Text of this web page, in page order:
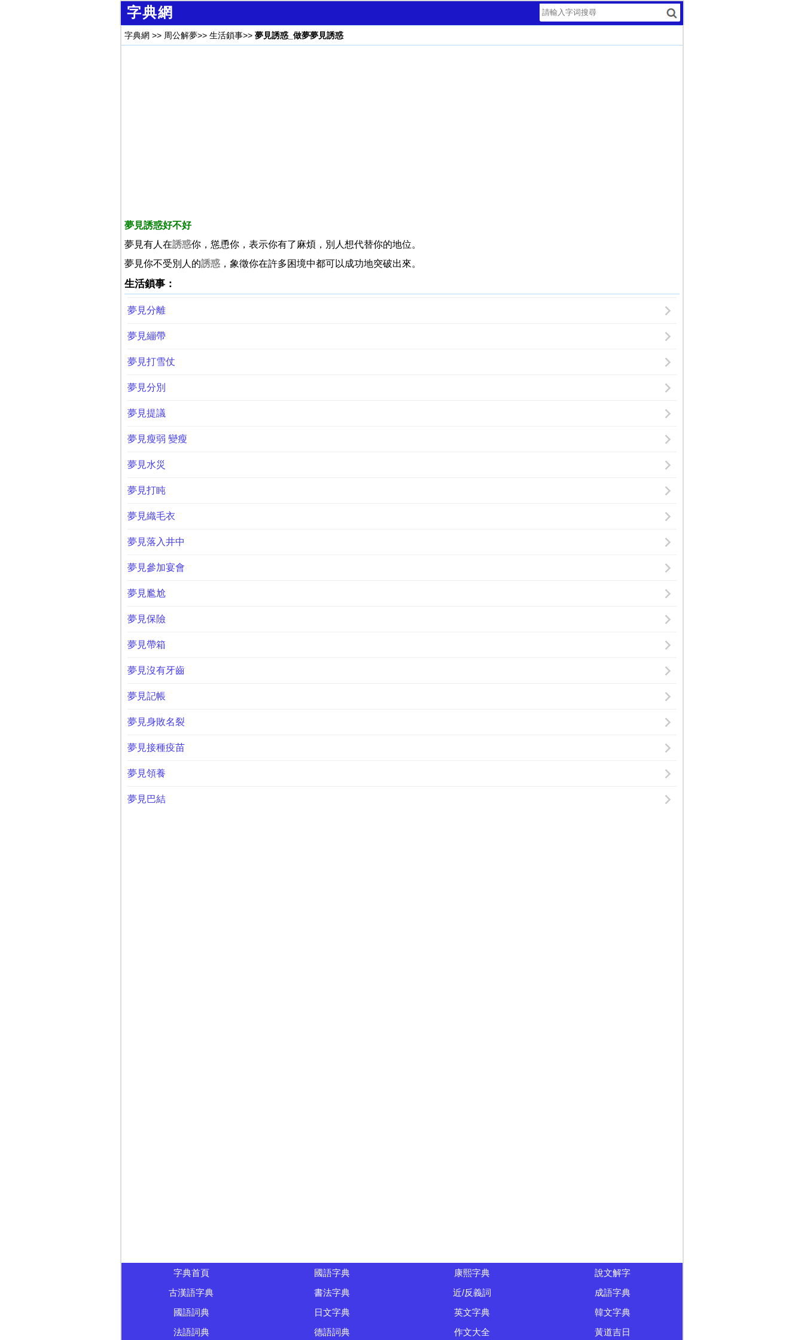
字典網
字典網 >> 周公解夢>> 生活鎖事>> 夢見誘惑_做夢夢見誘惑
夢見誘惑好不好
夢見有人在誘惑你，慫恿你，表示你有了麻煩，別人想代替你的地位。
夢見你不受別人的誘惑，象徵你在許多困境中都可以成功地突破出來。
生活鎖事：
夢見分離
夢見繃帶
夢見打雪仗
夢見分別
夢見提議
夢見瘦弱 變瘦
夢見水災
夢見打盹
夢見織毛衣
夢見落入井中
夢見參加宴會
夢見尷尬
夢見保險
夢見帶箱
夢見沒有牙齒
夢見記帳
夢見身敗名裂
夢見接種疫苗
夢見領養
夢見巴結
字典首頁 國語字典 康熙字典
說文解字
古漢語字典
書法字典 近/反義詞
成語字典
國語詞典
日文字典 英文字典
韓文字典
法語詞典
德語詞典 作文大全 黃道吉日